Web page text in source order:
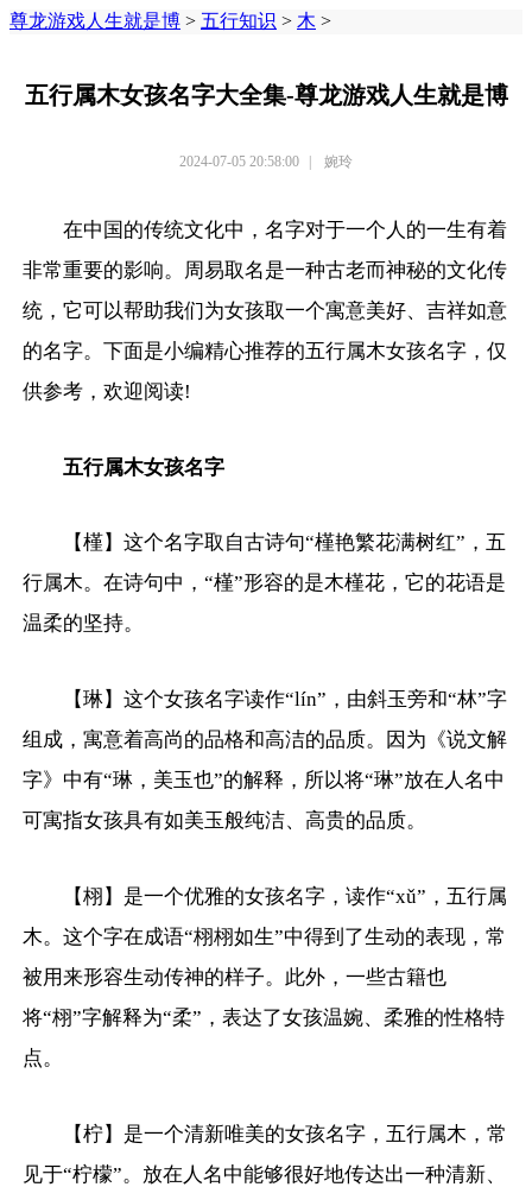
尊龙游戏人生就是博 > 五行知识 > 木 >
五行属木女孩名字大全集-尊龙游戏人生就是博
2024-07-05 20:58:00 | 婉玲
在中国的传统文化中，名字对于一个人的一生有着
非常重要的影响。周易取名是一种古老而神秘的文化传
统，它可以帮助我们为女孩取一个寓意美好、吉祥如意
的名字。下面是小编精心推荐的五行属木女孩名字，仅
供参考，欢迎阅读!
五行属木女孩名字
【槿】这个名字取自古诗句“槿艳繁花满树红”，五
行属木。在诗句中，“槿”形容的是木槿花，它的花语是
温柔的坚持。
【琳】这个女孩名字读作“lín”，由斜玉旁和“林”字
组成，寓意着高尚的品格和高洁的品质。因为《说文解
字》中有“琳，美玉也”的解释，所以将“琳”放在人名中
可寓指女孩具有如美玉般纯洁、高贵的品质。
【栩】是一个优雅的女孩名字，读作“xǔ”，五行属
木。这个字在成语“栩栩如生”中得到了生动的表现，常
被用来形容生动传神的样子。此外，一些古籍也
将“栩”字解释为“柔”，表达了女孩温婉、柔雅的性格特
点。
【柠】是一个清新唯美的女孩名字，五行属木，常
见于“柠檬”。放在人名中能够很好地传达出一种清新、